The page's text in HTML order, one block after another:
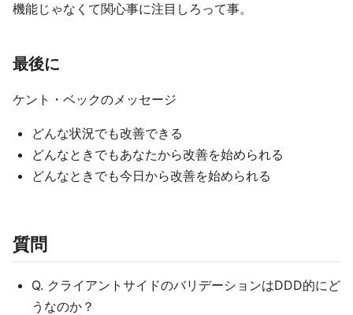
機能じゃなくて関心事に注目しろって事。
最後に
ケント・ベックのメッセージ
どんな状況でも改善できる
どんなときでもあなたから改善を始められる
どんなときでも今日から改善を始められる
質問
Q. クライアントサイドのバリデーションはDDD的にど
うなのか？